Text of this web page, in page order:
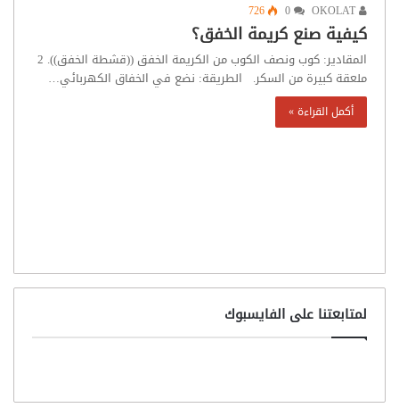
726
كيفية صنع كريمة الخفق؟
المقادير: كوب ونصف الكوب من الكريمة الخفق ((قشطة الخفق)). 2
ملعقة كبيرة من السكر. الطريقة: نضع في الخفاق الكهربائي…
أكمل القراءة »
لمتابعتنا على الفايسبوك